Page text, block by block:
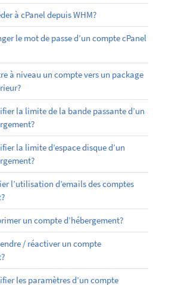
à cPanel depuis WHM?
le mot de passe d’un compte cPanel
à niveau un compte vers un package
la limite de la bande passante d’un
la limite d’espace disque d’un
l’utilisation d’emails des comptes
un compte d’hébergement?
/ réactiver un compte
les paramètres d’un compte